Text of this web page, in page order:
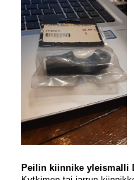
Peilin kiinnike yleismalli